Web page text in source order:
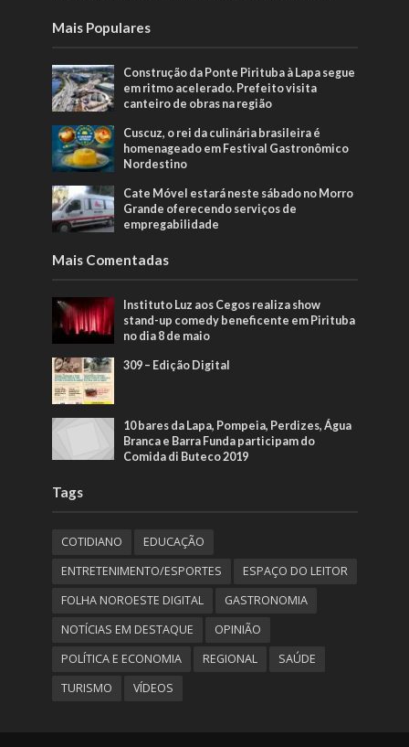
Mais Populares
Construção da Ponte Pirituba à Lapa segue
em ritmo acelerado. Prefeito visita
canteiro de obras na região
Cuscuz, o rei da culinária brasileira é
homenageado em Festival Gastronômico
Nordestino
Cate Móvel estará neste sábado no Morro
Grande oferecendo serviços de
empregabilidade
Mais Comentadas
Instituto Luz aos Cegos realiza show
stand-up comedy beneficente em Pirituba
no dia 8 de maio
309 – Edição Digital
10 bares da Lapa, Pompeia, Perdizes, Água
Branca e Barra Funda participam do
Comida di Buteco 2019
Tags
COTIDIANO
EDUCAÇÃO
ENTRETENIMENTO/ESPORTES
ESPAÇO DO LEITOR
FOLHA NOROESTE DIGITAL
GASTRONOMIA
NOTÍCIAS EM DESTAQUE
OPINIÃO
POLÍTICA E ECONOMIA
REGIONAL
SAÚDE
TURISMO
VÍDEOS